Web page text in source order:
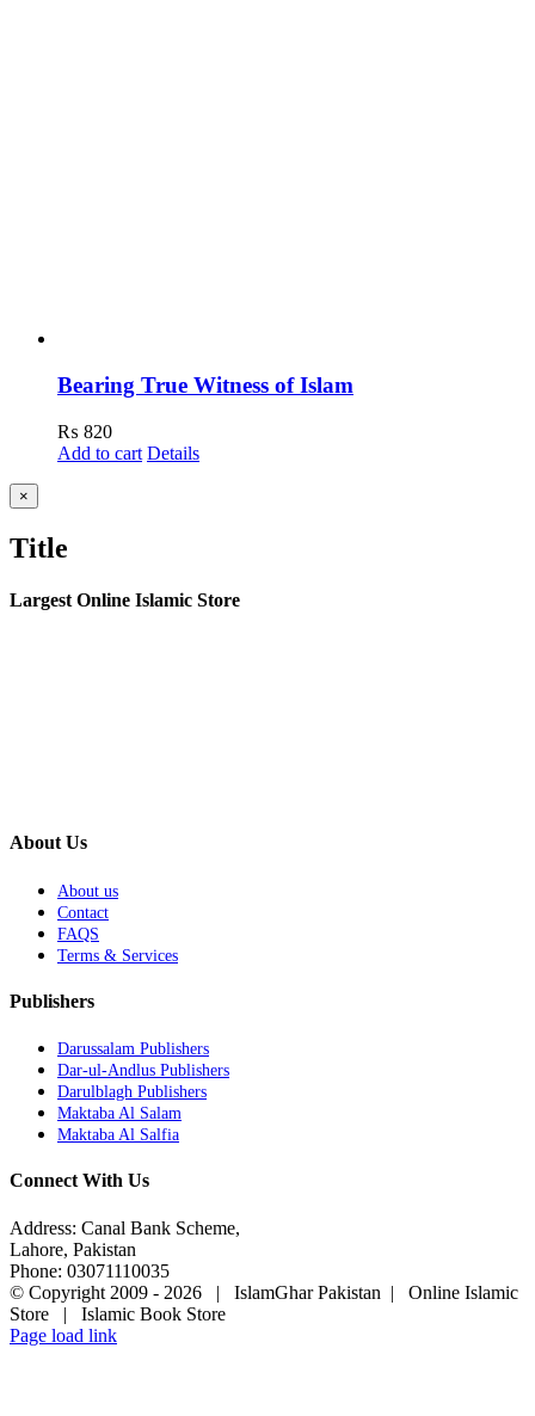
Bearing True Witness of Islam
₨ 820
Add to cart Details
Close
product
view
×
Title
Largest Online Islamic Store
About Us
About us
Contact
FAQS
Terms & Services
Publishers
Darussalam Publishers
Dar-ul-Andlus Publishers
Darulblagh Publishers
Maktaba Al Salam
Maktaba Al Salfia
Connect With Us
Address: Canal Bank Scheme,
Lahore, Pakistan
Phone: 03071110035
© Copyright 2009 - 2026 | IslamGhar Pakistan | Online Islamic
Store | Islamic Book Store
Page load link